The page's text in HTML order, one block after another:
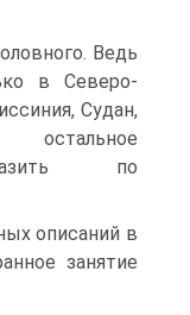
Ведь
в Северо-
Судан,
по
описаний в
занятие